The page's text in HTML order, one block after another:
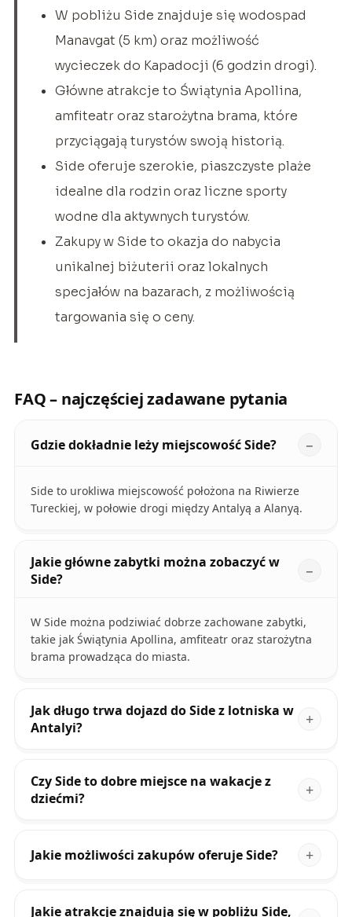
W pobliżu Side znajduje się wodospad
Manavgat (5 km) oraz możliwość
wycieczek do Kapadocji (6 godzin drogi).
Główne atrakcje to Świątynia Apollina,
amfiteatr oraz starożytna brama, które
przyciągają turystów swoją historią.
Side oferuje szerokie, piaszczyste plaże
idealne dla rodzin oraz liczne sporty
wodne dla aktywnych turystów.
Zakupy w Side to okazja do nabycia
unikalnej biżuterii oraz lokalnych
specjałów na bazarach, z możliwością
targowania się o ceny.
FAQ – najczęściej zadawane pytania
Gdzie dokładnie leży miejscowość Side?
Side to urokliwa miejscowość położona na Riwierze
Tureckiej, w połowie drogi między Antalyą a Alanyą.
Jakie główne zabytki można zobaczyć w
Side?
W Side można podziwiać dobrze zachowane zabytki,
takie jak Świątynia Apollina, amfiteatr oraz starożytna
brama prowadząca do miasta.
Jak długo trwa dojazd do Side z lotniska w
Antalyi?
Czy Side to dobre miejsce na wakacje z
dziećmi?
Jakie możliwości zakupów oferuje Side?
Jakie atrakcje znajdują się w pobliżu Side,